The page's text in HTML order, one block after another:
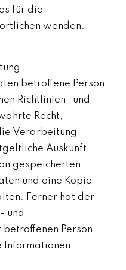
für die
wenden.
betroffene Person
Richtlinien- und
Recht,
Verarbeitung
Auskunft
gespeicherten
und eine Kopie
Ferner hat der
und
Person
Informationen